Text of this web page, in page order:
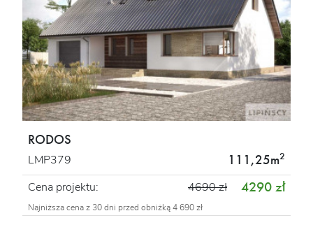
RODOS
LMP379 111,25m2
Cena projektu: 4290 zł
4690 zł
Najniższa cena z 30 dni przed obniżką 4 690 zł